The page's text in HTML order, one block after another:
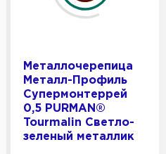
Металлочерепица
Металл-Профиль
Супермонтеррей
0,5 PURMAN®
Tourmalin Светло-
зеленый металлик